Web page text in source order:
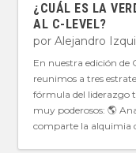
¿CUÁL ES LA
AL C-LEVEL?
porAlejandro
En nuestra edición de
reunimos a tres
fórmula del liderazgo
muy poderosos: 🌎
comparte la alquimia